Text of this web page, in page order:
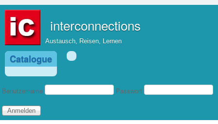
interconnections
Austausch, Reisen, Lernen
Catalogue
Benutzeranmeldung
Benutzername Passwort